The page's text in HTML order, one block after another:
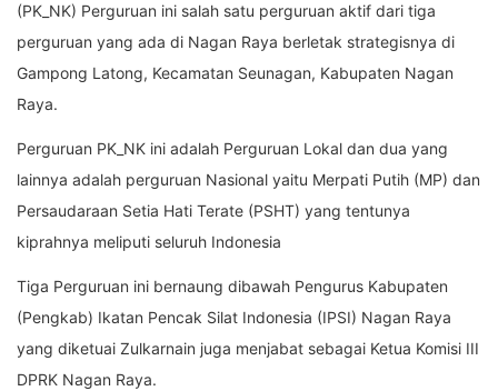
(PK_NK) Perguruan ini salah satu perguruan aktif dari tiga
perguruan yang ada di Nagan Raya berletak strategisnya di
Gampong Latong, Kecamatan Seunagan, Kabupaten Nagan
Raya.
Perguruan PK_NK ini adalah Perguruan Lokal dan dua yang
lainnya adalah perguruan Nasional yaitu Merpati Putih (MP) dan
Persaudaraan Setia Hati Terate (PSHT) yang tentunya
kiprahnya meliputi seluruh Indonesia
Tiga Perguruan ini bernaung dibawah Pengurus Kabupaten
(Pengkab) Ikatan Pencak Silat Indonesia (IPSI) Nagan Raya
yang diketuai Zulkarnain juga menjabat sebagai Ketua Komisi III
DPRK Nagan Raya.